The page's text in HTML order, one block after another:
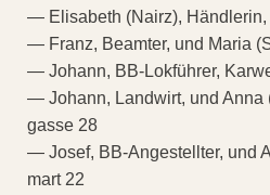
— Elisabeth (Nairz), Händlerin,
— Franz, Beamter, und Maria
— Johann, BB-Lokführer,
— Johann, Landwirt, und Anna
gasse 28
— Josef, BB-Angestellter, und
mart 22